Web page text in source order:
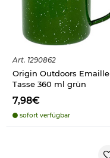
Art. 1290862
Origin Outdoors Emaille
Tasse 360 ml grün
7,98€
sofort verfügbar